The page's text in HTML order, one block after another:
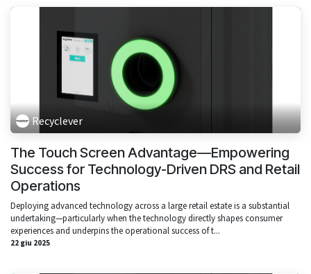
Recyclever
The Touch Screen Advantage—Empowering
Success for Technology-Driven DRS and Retail
Operations
Deploying advanced technology across a large retail estate is a substantial
undertaking—particularly when the technology directly shapes consumer
experiences and underpins the operational success of t...
22 giu 2025